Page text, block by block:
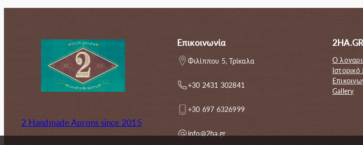
2 Handmade Aprons since 2015
Επικοινωνία
Φιλίππου 5, Τρίκαλα
+30 2431 302841
+30 697 6326999
info@2ha.gr
2HA.GR
Ο
Gallery